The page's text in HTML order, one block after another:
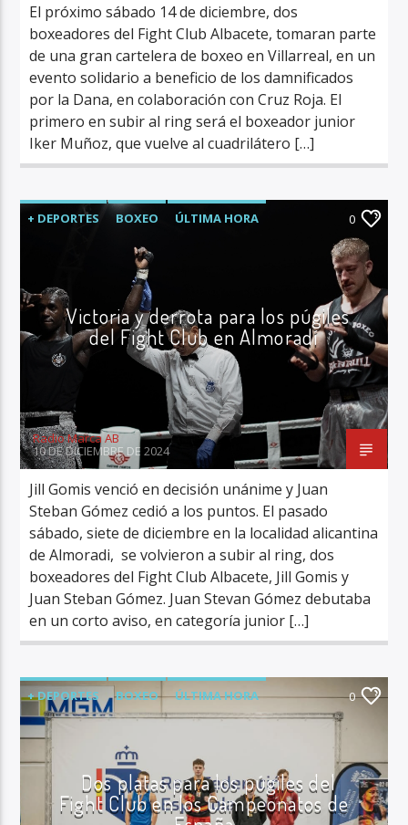
El próximo sábado 14 de diciembre, dos
boxeadores del Fight Club Albacete, tomaran parte
de una gran cartelera de boxeo en Villarreal, en un
evento solidario a beneficio de los damnificados
por la Dana, en colaboración con Cruz Roja. El
primero en subir al ring será el boxeador junior
Iker Muñoz, que vuelve al cuadrilátero […]
+ DEPORTES BOXEO ÚLTIMA HORA 0
Victoria y derrota para los púgiles
del Fight Club en Almoradí
Radio Marca AB
10 DE DICIEMBRE DE 2024
Jill Gomis venció en decisión unánime y Juan
Steban Gómez cedió a los puntos. El pasado
sábado, siete de diciembre en la localidad alicantina
de Almoradi, se volvieron a subir al ring, dos
boxeadores del Fight Club Albacete, Jill Gomis y
Juan Steban Gómez. Juan Stevan Gómez debutaba
en un corto aviso, en categoría junior […]
+ DEPORTES BOXEO ÚLTIMA HORA 0
Dos platas para los púgiles del
Fight Club en los Campeonatos de